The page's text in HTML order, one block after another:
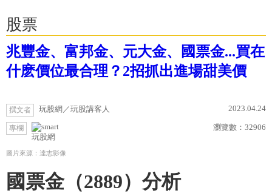
股票
兆豐金、富邦金、元大金、國票金...買在
什麽價位最合理？2招抓出進場甜美價
撰文者 玩股網／玩股講客人 2023.04.24
專欄
玩股網
瀏覽數： 32906
圖片來源：達志影像
國票金（2889）分析